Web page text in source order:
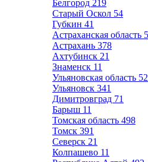
Белгород 219
Старый Оскол 54
Губкин 41
Астраханская область
Астрахань 378
Ахтубинск 21
Знаменск 11
Ульяновская область
Ульяновск 341
Димитровград 71
Барыш 11
Томская область 498
Томск 391
Северск 21
Колпашево 11